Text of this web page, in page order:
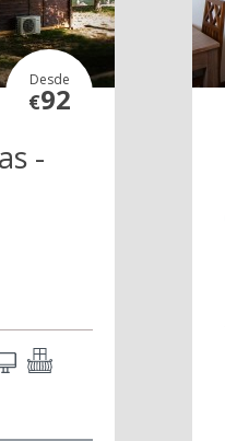
Desde
€92
-